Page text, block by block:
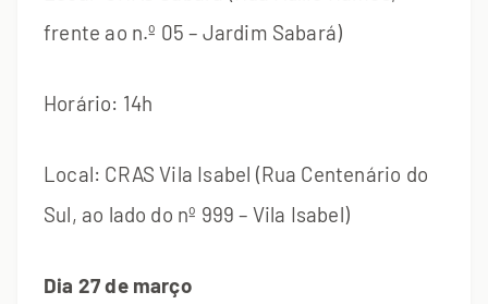
frente ao n.º 05 – Jardim Sabará)
Horário: 14h
Local: CRAS Vila Isabel (Rua Centenário do
Sul, ao lado do nº 999 – Vila Isabel)
Dia 27 de março